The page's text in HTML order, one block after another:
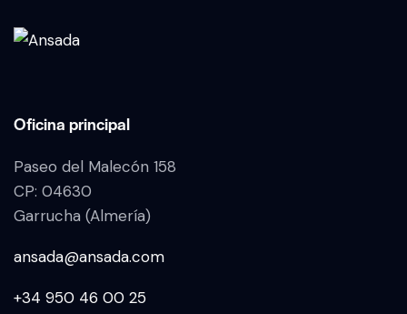
Oficina principal
Paseo del Malecón 158
CP: 04630
Garrucha (Almería)
ansada@ansada.com
+34 950 46 00 25